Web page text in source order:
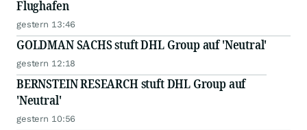
Flughafen
gestern 13:46
GOLDMAN SACHS stuft DHL Group auf 'Neutral'
gestern 12:18
BERNSTEIN RESEARCH stuft DHL Group auf
'Neutral'
gestern 10:56